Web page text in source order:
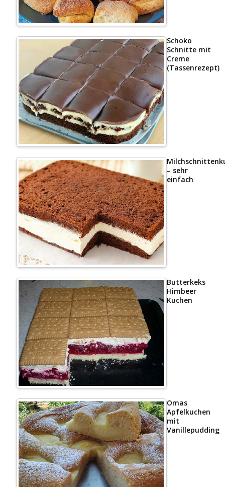
Schoko
Schnitte mit
Creme
(Tassenrezept)
– sehr
einfach
Butterkeks
Himbeer
Kuchen
Omas
Apfelkuchen
mit
Vanillepudding